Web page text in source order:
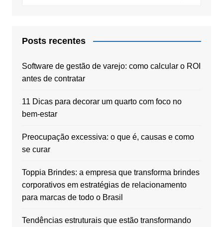
Posts recentes
Software de gestão de varejo: como calcular o ROI
antes de contratar
11 Dicas para decorar um quarto com foco no
bem-estar
Preocupação excessiva: o que é, causas e como
se curar
Toppia Brindes: a empresa que transforma brindes
corporativos em estratégias de relacionamento
para marcas de todo o Brasil
Tendências estruturais que estão transformando